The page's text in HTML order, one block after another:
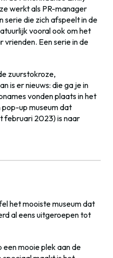
werkt als PR-manager
serie die zich afspeelt in de
vooral ook om het
vrienden. Een serie in de
zuurstokroze,
is er nieuws: die ga je in
vonden plaats in het
pop-up museum dat
februari 2023) is naar
het mooiste museum dat
al eens uitgeroepen tot
een mooie plek aan de